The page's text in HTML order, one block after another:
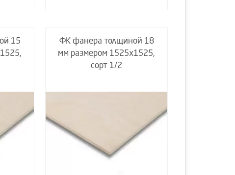
15
ФК фанера толщиной 18
мм размером 1525х1525,
сорт 1/2